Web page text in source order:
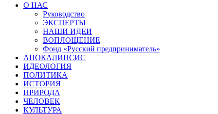
О НАС
Руководство
ЭКСПЕРТЫ
НАШИ ИДЕИ
ВОПЛОЩЕНИЕ
Фонд «Русский предприниматель»
АПОКАЛИПСИС
ИДЕОЛОГИЯ
ПОЛИТИКА
ИСТОРИЯ
ПРИРОДА
ЧЕЛОВЕК
КУЛЬТУРА